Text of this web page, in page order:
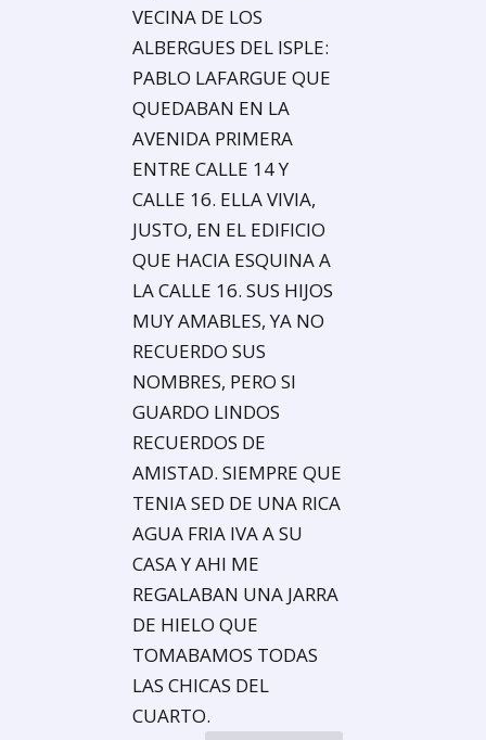
VECINA DE LOS
ALBERGUES DEL ISPLE:
PABLO LAFARGUE QUE
QUEDABAN EN LA
AVENIDA PRIMERA
ENTRE CALLE 14 Y
CALLE 16. ELLA VIVIA,
JUSTO, EN EL EDIFICIO
QUE HACIA ESQUINA A
LA CALLE 16. SUS HIJOS
MUY AMABLES, YA NO
RECUERDO SUS
NOMBRES, PERO SI
GUARDO LINDOS
RECUERDOS DE
AMISTAD. SIEMPRE QUE
TENIA SED DE UNA RICA
AGUA FRIA IVA A SU
CASA Y AHI ME
REGALABAN UNA JARRA
DE HIELO QUE
TOMABAMOS TODAS
LAS CHICAS DEL
CUARTO.